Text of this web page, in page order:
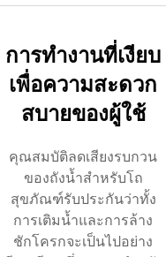
การทำงานที่เงียบ
เพื่อความสะดวก
สบายของผู้ใช้
คุณสมบัติลดเสียงรบกวน
ของถังน้ำสำหรับโถ
สุขภัณฑ์รับประกันว่าทั้ง
การเติมน้ำและการล้าง
ชักโครกจะเป็นไปอย่าง